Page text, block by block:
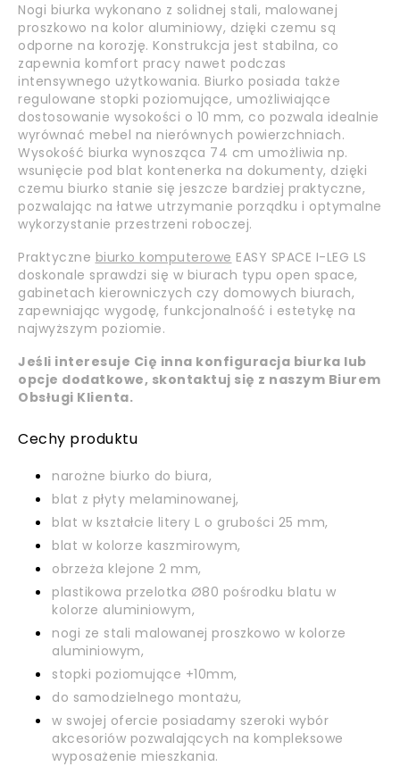
Nogi biurka wykonano z solidnej stali, malowanej
proszkowo na kolor aluminiowy, dzięki czemu są
odporne na korozję. Konstrukcja jest stabilna, co
zapewnia komfort pracy nawet podczas
intensywnego użytkowania. Biurko posiada także
regulowane stopki poziomujące, umożliwiające
dostosowanie wysokości o 10 mm, co pozwala idealnie
wyrównać mebel na nierównych powierzchniach.
Wysokość biurka wynosząca 74 cm umożliwia np.
wsunięcie pod blat kontenerka na dokumenty, dzięki
czemu biurko stanie się jeszcze bardziej praktyczne,
pozwalając na łatwe utrzymanie porządku i optymalne
wykorzystanie przestrzeni roboczej.
Praktyczne biurko komputerowe EASY SPACE I-LEG LS
doskonale sprawdzi się w biurach typu open space,
gabinetach kierowniczych czy domowych biurach,
zapewniając wygodę, funkcjonalność i estetykę na
najwyższym poziomie.
Jeśli interesuje Cię inna konfiguracja biurka lub
opcje dodatkowe, skontaktuj się z naszym Biurem
Obsługi Klienta.
Cechy produktu
narożne biurko do biura,
blat z płyty melaminowanej,
blat w kształcie litery L o grubości 25 mm,
blat w kolorze kaszmirowym,
obrzeża klejone 2 mm,
plastikowa przelotka Ø80 pośrodku blatu w
kolorze aluminiowym,
nogi ze stali malowanej proszkowo w kolorze
aluminiowym,
stopki poziomujące +10mm,
do samodzielnego montażu,
w swojej ofercie posiadamy szeroki wybór
akcesoriów pozwalających na kompleksowe
wyposażenie mieszkania.